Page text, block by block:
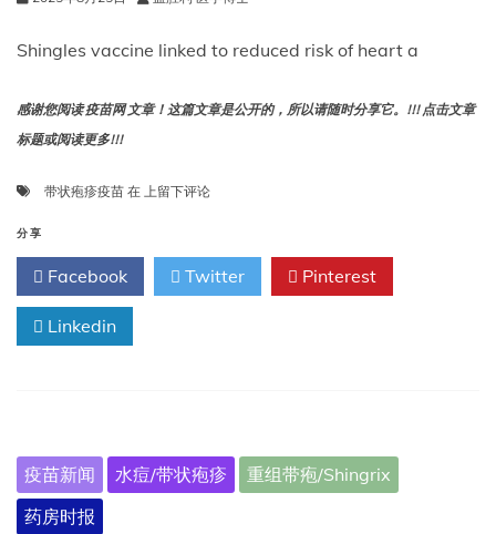
免
陷
抑
风
带
状
Shingles vaccine linked to reduced risk of heart a
感谢您阅读 疫苗网 文章！这篇文章是公开的，所以请随时分享它。!!! 点击文章
标题或阅读更多!!!
带状疱疹疫苗 在 带
疹
苗
发
作、
上留下评论
分享
Facebook Twitter Pinterest
Linkedin
疫苗新闻 水痘/带状疱疹
重组带疱/Shingrix
药房时报